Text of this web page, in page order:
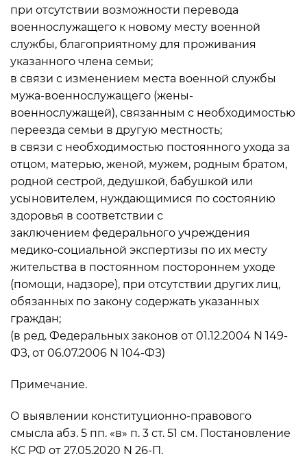
при отсутствии возможности перевода
военнослужащего к новому месту военной
службы, благоприятному для проживания
указанного члена семьи;
в связи с изменением места военной службы
мужа-военнослужащего (жены-
военнослужащей), связанным с необходимостью
переезда семьи в другую местность;
в связи с необходимостью постоянного ухода за
отцом, матерью, женой, мужем, родным братом,
родной сестрой, дедушкой, бабушкой или
усыновителем, нуждающимися по состоянию
здоровья в соответствии с
заключением федерального учреждения
медико-социальной экспертизы по их месту
жительства в постоянном постороннем уходе
(помощи, надзоре), при отсутствии других лиц,
обязанных по закону содержать указанных
граждан;
(в ред. Федеральных законов от 01.12.2004 N 149-
ФЗ, от 06.07.2006 N 104-ФЗ)
Примечание.
О выявлении конституционно-правового
смысла абз. 5 пп. «в» п. 3 ст. 51 см. Постановление
КС РФ от 27.05.2020 N 26-П.